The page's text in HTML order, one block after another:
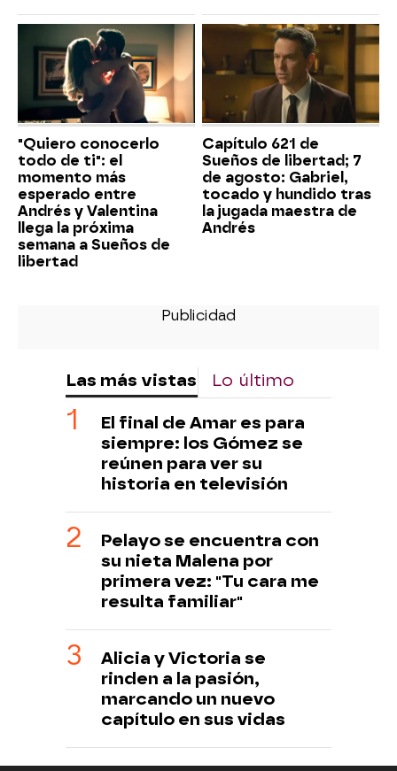
"Quiero conocerlo
todo de ti": el
momento más
esperado entre
Andrés y Valentina
llega la próxima
semana a Sueños de
libertad
Capítulo 621 de
Sueños de libertad; 7
de agosto: Gabriel,
tocado y hundido tras
la jugada maestra de
Andrés
Las más vistas Lo último
El final de Amar es para
siempre: los Gómez se
reúnen para ver su
historia en televisión
Pelayo se encuentra con
su nieta Malena por
primera vez: "Tu cara me
resulta familiar"
Alicia y Victoria se
rinden a la pasión,
marcando un nuevo
capítulo en sus vidas